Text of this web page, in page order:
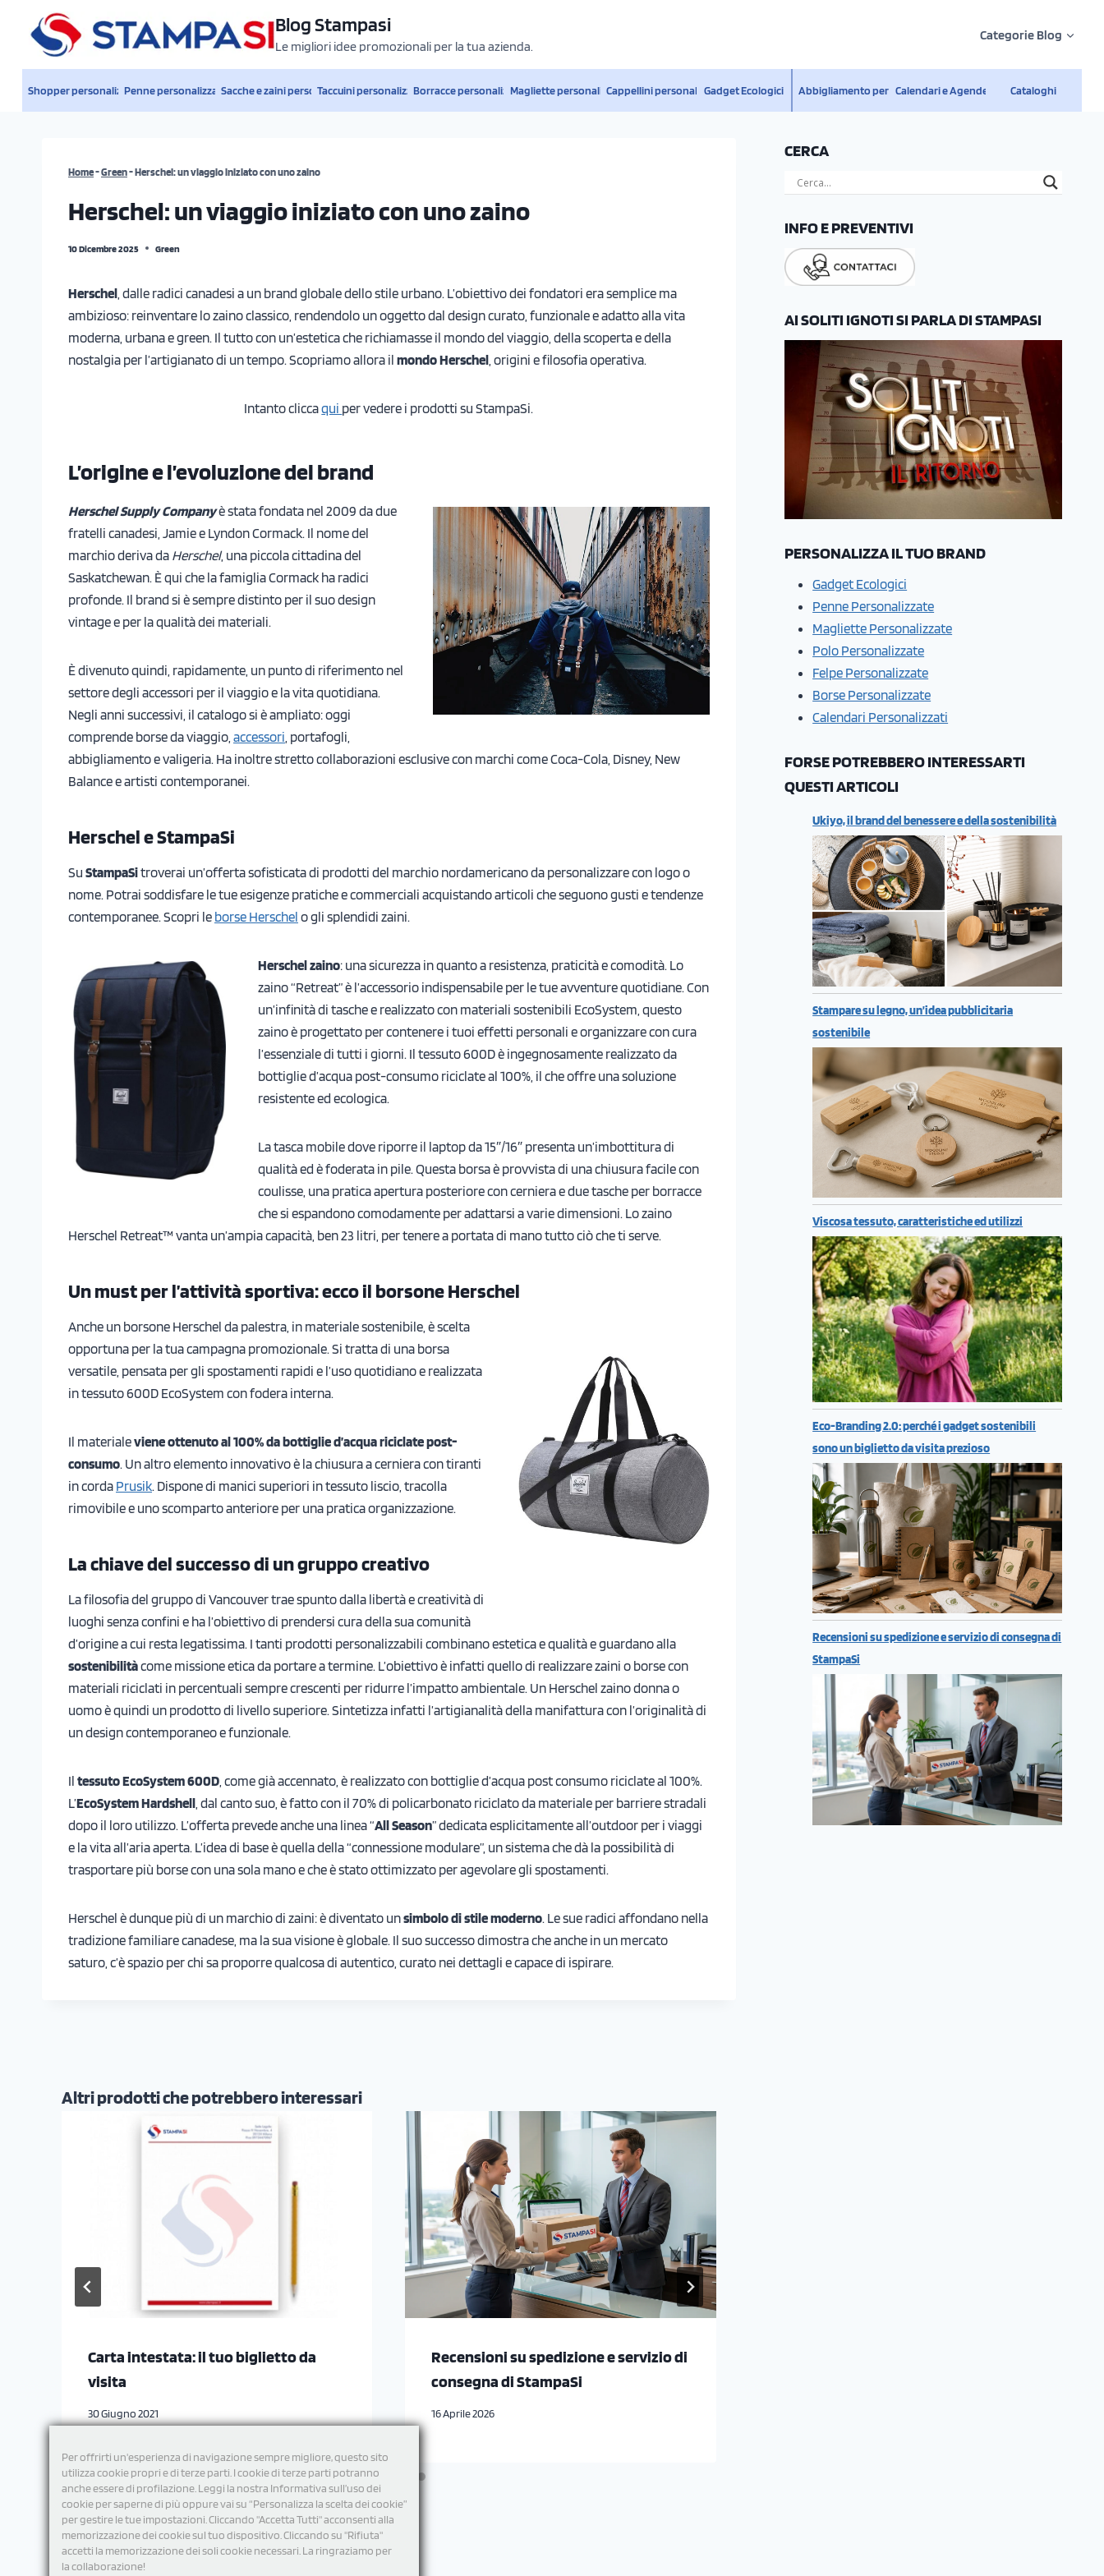
Per offrirti un'esperienza di navigazione sempre migliore, questo sito
utilizza cookie propri e di terze parti. I cookie di terze parti potranno
anche essere di profilazione. Leggi la nostra Informativa sull’uso dei
cookie per saperne di più oppure vai su “Personalizza la scelta dei cookie”
per gestire le tue impostazioni. Cliccando "Accetta Tutti" acconsenti alla
memorizzazione dei cookie sul tuo dispositivo. Cliccando su "Rifiuta"
accetti la memorizzazione dei soli cookie necessari. La ringraziamo per
la collaborazione!
contenuto
Blog Stampasi
Le migliori idee promozionali per la tua azienda.
Categorie Blog
Shopper personalizzatePenne personalizzateSacche e zaini personalizzatiTaccuini personalizzatiBorracce personalizzateMagliette personalizzateCappellini personalizzatiGadget Ecologici Abbigliamento personalizzato
Calendari e Agende Cataloghi
Home-Green-Herschel: un viaggio iniziato con uno zaino
Herschel: un viaggio iniziato con uno zaino
10 Dicembre 2025 Green
Herschel , dalle radici canadesi a un brand globale dello stile urbano. L’obiettivo dei fondatori era semplice ma
ambizioso: reinventare lo zaino classico, rendendolo un oggetto dal design curato, funzionale e adatto alla vita
moderna, urbana e green. Il tutto con un’estetica che richiamasse il mondo del viaggio, della scoperta e della
nostalgia per l’artigianato di un tempo. Scopriamo allora il mondo Herschel , origini e filosofia operativa.
Intanto cliccaqui per vedere i prodotti su StampaSi.
L’origine e l’evoluzione del brand
Herschel Supply Companyè stata fondata nel 2009 da due
fratelli canadesi, Jamie e Lyndon Cormack. Il nome del
marchio deriva da Herschel, una piccola cittadina del
Saskatchewan. È qui che la famiglia Cormack ha radici
profonde. Il brand si è sempre distinto per il suo design
vintage e per la qualità dei materiali.
È divenuto quindi, rapidamente, un punto di riferimento nel
settore degli accessori per il viaggio e la vita quotidiana.
Negli anni successivi, il catalogo si è ampliato: oggi
comprende borse da viaggio, accessori , portafogli,
abbigliamento e valigeria. Ha inoltre stretto collaborazioni esclusive con marchi come Coca-Cola, Disney, New
Balance e artisti contemporanei.
Herschel e StampaSi
Su StampaSitroverai un’offerta sofisticata di prodotti del marchio nordamericano da personalizzare con logo o
nome. Potrai soddisfare le tue esigenze pratiche e commerciali acquistando articoli che seguono gusti e tendenze
contemporanee. Scopri le borse Herschel o gli splendidi zaini.
Herschel zaino: una sicurezza in quanto a resistenza, praticità e comodità. Lo
zaino “Retreat” è l’accessorio indispensabile per le tue avventure quotidiane. Con
un’infinità di tasche e realizzato con materiali sostenibili EcoSystem, questo
zaino è progettato per contenere i tuoi effetti personali e organizzare con cura
l’essenziale di tutti i giorni. Il tessuto 600D è ingegnosamente realizzato da
bottiglie d’acqua post-consumo riciclate al 100%, il che offre una soluzione
resistente ed ecologica.
La tasca mobile dove riporre il laptop da 15″/16″ presenta un’imbottitura di
qualità ed è foderata in pile. Questa borsa è provvista di una chiusura facile con
coulisse, una pratica apertura posteriore con cerniera e due tasche per borracce
che si espandono comodamente per adattarsi a varie dimensioni. Lo zaino
Herschel Retreat™ vanta un’ampia capacità, ben 23 litri, per tenere a portata di mano tutto ciò che ti serve.
Un must per l’attività sportiva: ecco il borsone Herschel
Anche un borsone Herschel da palestra, in materiale sostenibile, è scelta
opportuna per la tua campagna promozionale. Si tratta di una borsa
versatile, pensata per gli spostamenti rapidi e l’uso quotidiano e realizzata
in tessuto 600D EcoSystem con fodera interna.
Il materialeviene ottenuto al 100% da bottiglie d’acqua riciclate post-
consumo. Un altro elemento innovativo è la chiusura a cerniera con tiranti
in corda Prusik. Dispone di manici superiori in tessuto liscio, tracolla
rimovibile e uno scomparto anteriore per una pratica organizzazione.
La chiave del successo di un gruppo creativo
La filosofia del gruppo di Vancouver trae spunto dalla libertà e creatività di
luoghi senza confini e ha l’obiettivo di prendersi cura della sua comunità
d’origine a cui resta legatissima. I tanti prodotti personalizzabili combinano estetica e qualità e guardano alla
sostenibilitàcome missione etica da portare a termine. L’obiettivo è infatti quello di realizzare zaini o borse con
materiali riciclati in percentuali sempre crescenti per ridurre l’impatto ambientale. Un Herschel zaino donna o
uomo è quindi un prodotto di livello superiore. Sintetizza infatti l’artigianalità della manifattura con l’originalità di
un design contemporaneo e funzionale.
Il tessuto EcoSystem 600D , come già accennato, è realizzato con bottiglie d’acqua post consumo riciclate al 100%.
L’EcoSystem Hardshell , dal canto suo, è fatto con il 70% di policarbonato riciclato da materiale per barriere stradali
dopo il loro utilizzo. L’offerta prevede anche una linea “All Season” dedicata esplicitamente all’outdoor per i viaggi
e la vita all’aria aperta. L’idea di base è quella della “connessione modulare”, un sistema che dà la possibilità di
trasportare più borse con una sola mano e che è stato ottimizzato per agevolare gli spostamenti.
Herschel è dunque più di un marchio di zaini: è diventato unsimbolo di stile moderno. Le sue radici affondano nella
tradizione familiare canadese, ma la sua visione è globale. Il suo successo dimostra che anche in un mercato
saturo, c’è spazio per chi sa proporre qualcosa di autentico, curato nei dettagli e capace di ispirare.
Altri prodotti che potrebbero interessari
Carta intestata: il tuo biglietto da
visita
30 Giugno 2021
Recensioni su spedizione e servizio di
consegna di StampaSi
16 Aprile 2026
CERCA
INFO E PREVENTIVI
AI SOLITI IGNOTI SI PARLA DI STAMPASI
PERSONALIZZA IL TUO BRAND
Gadget Ecologici
Penne Personalizzate
Magliette Personalizzate
Polo Personalizzate
Felpe Personalizzate
Borse Personalizzate
Calendari Personalizzati
FORSE POTREBBERO INTERESSARTI
QUESTI ARTICOLI
Ukiyo, il brand del benessere e della sostenibilità
Stampare su legno, un’idea pubblicitaria
sostenibile
Viscosa tessuto, caratteristiche ed utilizzi
Eco-Branding 2.0: perché i gadget sostenibili
sono un biglietto da visita prezioso
Recensioni su spedizione e servizio di consegna di
StampaSi